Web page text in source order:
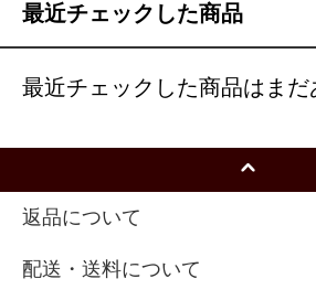
最近チェックした商品
最近チェックした商品はまだ
返品について
配送・送料について